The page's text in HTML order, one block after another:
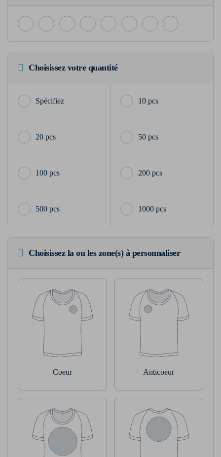
Choisissez votre quantité
10 pcs
20 pcs 50 pcs
100 pcs 200 pcs
500 pcs 1000 pcs
Choisissez la ou les zone(s) à personnaliser
Coeur Anticoeur